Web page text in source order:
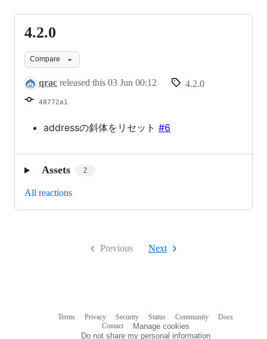
4.2.0
4.2.0
Compare
qrac released this 03 Jun 00:12 4.2.0
48772a1
addressの斜体をリセット #6
Assets 2
All reactions
Previous Next
Terms Privacy Security Status Community
Docs
Contact
Manage cookies
Do not share my personal information